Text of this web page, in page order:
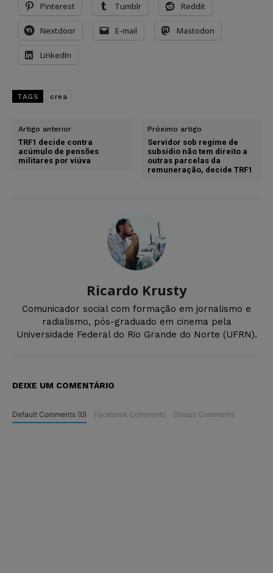
Pinterest Tumblr Reddit
Nextdoor E-mail Mastodon
LinkedIn
TAGS crea
Artigo anterior
TRF1 decide contra
acúmulo de pensões
militares por viúva
Próximo artigo
Servidor sob regime de
subsídio não tem direito a
outras parcelas da
remuneração, decide TRF1
Ricardo Krusty
Comunicador social com formação em jornalismo e
radialismo, pós-graduado em cinema pela
Universidade Federal do Rio Grande do Norte (UFRN).
DEIXE UM COMENTÁRIO
Default Comments (0) Facebook Comments Disqus Comments